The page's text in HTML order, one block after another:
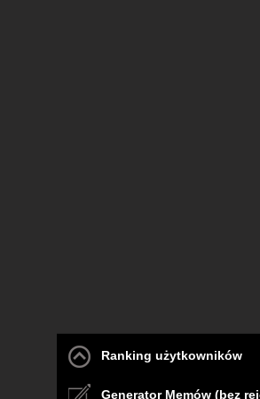
Ranking użytkowników
Generator Memów (bez